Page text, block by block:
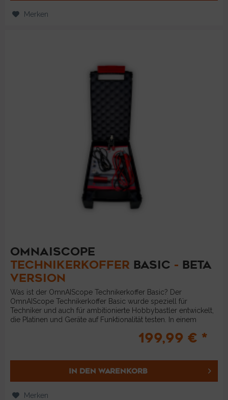
Merken
OMNAISCOPE
TECHNIKERKOFFER BASIC - BETA
VERSION
Was ist der OmnAIScope Technikerkoffer Basic? Der
OmnAIScope Technikerkoffer Basic wurde speziell für
Techniker und auch für ambitionierte Hobbybastler entwickelt,
die Platinen und Geräte auf Funktionalität testen. In einem
199,99 € *
IN DEN WARENKORB
Merken